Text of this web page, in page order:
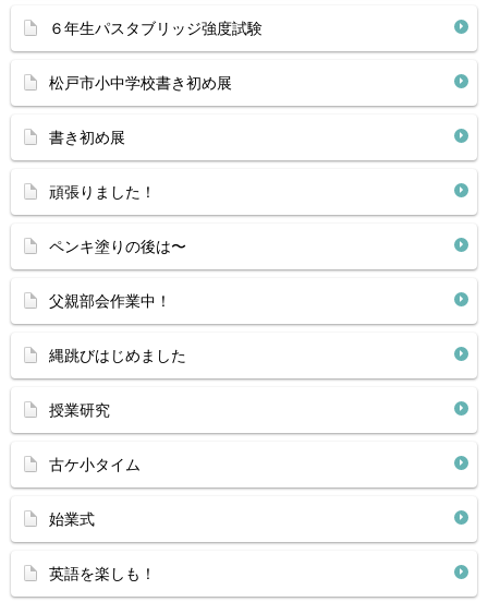
６年生パスタブリッジ強度試験
松戸市小中学校書き初め展
書き初め展
頑張りました！
ペンキ塗りの後は〜
父親部会作業中！
縄跳びはじめました
授業研究
古ケ小タイム
始業式
英語を楽しも！